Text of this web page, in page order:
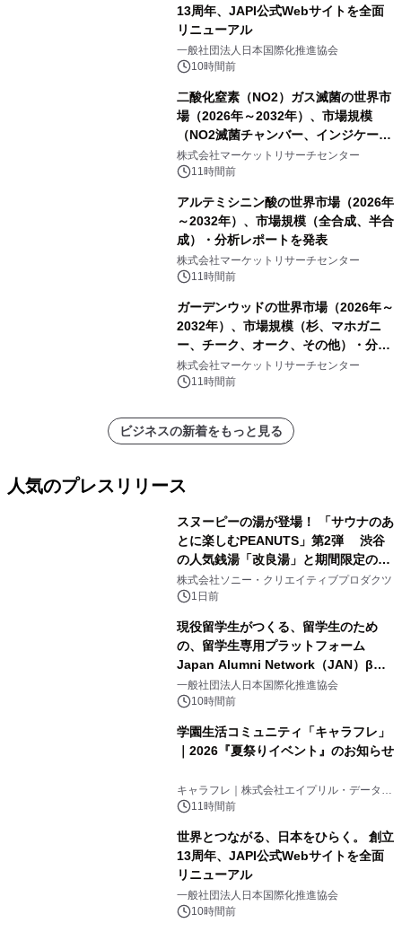
13周年、JAPI公式Webサイトを全面
リニューアル
一般社団法人日本国際化推進協会
10時間前
二酸化窒素（NO2）ガス滅菌の世界市
場（2026年～2032年）、市場規模
（NO2滅菌チャンバー、インジケータ
ーおよびモニタリングシステム、その
他）・分析レポートを発表
株式会社マーケットリサーチセンター
11時間前
アルテミシニン酸の世界市場（2026年
～2032年）、市場規模（全合成、半合
成）・分析レポートを発表
株式会社マーケットリサーチセンター
11時間前
ガーデンウッドの世界市場（2026年～
2032年）、市場規模（杉、マホガニ
ー、チーク、オーク、その他）・分析
レポートを発表
株式会社マーケットリサーチセンター
11時間前
ビジネスの新着をもっと見る
人気のプレスリリース
スヌーピーの湯が登場！ 「サウナのあ
とに楽しむPEANUTS」第2弾 渋谷
の人気銭湯「改良湯」と期間限定のコ
ラボレーション サウナイキタイコラ
ボグッズも発売決定！
株式会社ソニー・クリエイティブプロダクツ
1日前
現役留学生がつくる、留学生のため
の、留学生専用プラットフォーム
Japan Alumni Network（JAN）β版
をリリース
一般社団法人日本国際化推進協会
10時間前
学園生活コミュニティ「キャラフレ」
｜2026『夏祭りイベント』のお知らせ
キャラフレ｜株式会社エイプリル・データ・
デザインズ
11時間前
世界とつながる、日本をひらく。 創立
13周年、JAPI公式Webサイトを全面
リニューアル
一般社団法人日本国際化推進協会
10時間前